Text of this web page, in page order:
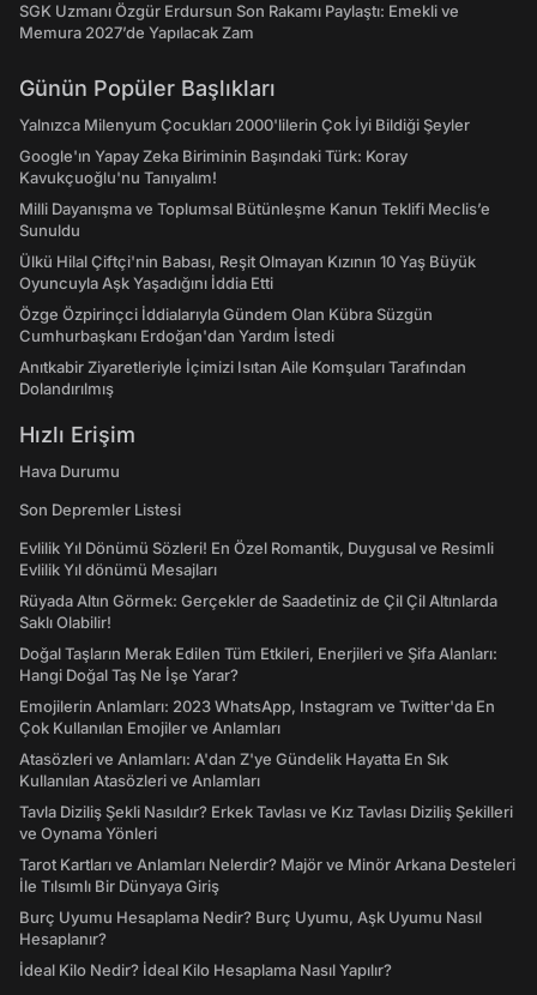
SGK Uzmanı Özgür Erdursun Son Rakamı Paylaştı: Emekli ve
Memura 2027’de Yapılacak Zam
Günün Popüler Başlıkları
Yalnızca Milenyum Çocukları 2000'lilerin Çok İyi Bildiği Şeyler
Google'ın Yapay Zeka Biriminin Başındaki Türk: Koray
Kavukçuoğlu'nu Tanıyalım!
Milli Dayanışma ve Toplumsal Bütünleşme Kanun Teklifi Meclis’e
Sunuldu
Ülkü Hilal Çiftçi'nin Babası, Reşit Olmayan Kızının 10 Yaş Büyük
Oyuncuyla Aşk Yaşadığını İddia Etti
Özge Özpirinçci İddialarıyla Gündem Olan Kübra Süzgün
Cumhurbaşkanı Erdoğan'dan Yardım İstedi
Anıtkabir Ziyaretleriyle İçimizi Isıtan Aile Komşuları Tarafından
Dolandırılmış
Hızlı Erişim
Hava Durumu
Son Depremler Listesi
Evlilik Yıl Dönümü Sözleri! En Özel Romantik, Duygusal ve Resimli
Evlilik Yıl dönümü Mesajları
Rüyada Altın Görmek: Gerçekler de Saadetiniz de Çil Çil Altınlarda
Saklı Olabilir!
Doğal Taşların Merak Edilen Tüm Etkileri, Enerjileri ve Şifa Alanları:
Hangi Doğal Taş Ne İşe Yarar?
Emojilerin Anlamları: 2023 WhatsApp, Instagram ve Twitter'da En
Çok Kullanılan Emojiler ve Anlamları
Atasözleri ve Anlamları: A'dan Z'ye Gündelik Hayatta En Sık
Kullanılan Atasözleri ve Anlamları
Tavla Diziliş Şekli Nasıldır? Erkek Tavlası ve Kız Tavlası Diziliş Şekilleri
ve Oynama Yönleri
Tarot Kartları ve Anlamları Nelerdir? Majör ve Minör Arkana Desteleri
İle Tılsımlı Bir Dünyaya Giriş
Burç Uyumu Hesaplama Nedir? Burç Uyumu, Aşk Uyumu Nasıl
Hesaplanır?
İdeal Kilo Nedir? İdeal Kilo Hesaplama Nasıl Yapılır?